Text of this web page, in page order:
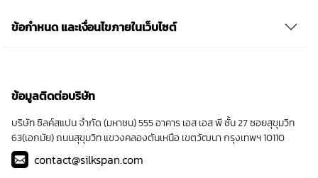
ข้อกำหนด และเงื่อนไขภายในเว็บไซต์
ข้อมูลติดต่อบริษัท
บริษัท ซิลค์สแปน จำกัด (มหาชน) 555 อาคาร เอส เอส พี ชั้น 27 ซอยสุขุมวิท
63(เอกมัย) ถนนสุขุมวิท แขวงคลองตันเหนือ เขตวัฒนา กรุงเทพฯ 10110
contact@silkspan.com